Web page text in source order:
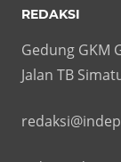
REDAKSI
Gedung GKM
Jalan TB